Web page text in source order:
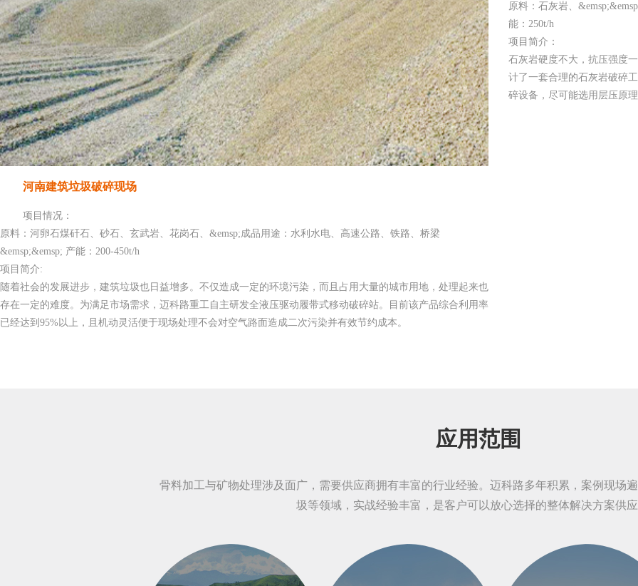
河南建筑垃圾破碎现场
项目情况：
原料：河卵石煤矸石、砂石、玄武岩、花岗石、&emsp;成品用途：水利水电、高速公路、铁路、桥梁
&emsp;&emsp; 产能：200-450t/h
项目简介:
随着社会的发展进步，建筑垃圾也日益增多。不仅造成一定的环境污染，而且占用大量的城市用地，处理起来也
存在一定的难度。为满足市场需求，迈科路重工自主研发全液压驱动履带式移动破碎站。目前该产品综合利用率
已经达到95%以上，且机动灵活便于现场处理不会对空气路面造成二次污染并有效节约成本。
原料：石灰岩、
能：250t/h
项目简介：
石灰岩硬度不大，抗压强度
计了一套合理的石灰岩破碎
碎设备，尽可能选用层压原
应用范围
骨料加工与矿物处理涉及面广，需要供应商拥有丰富的行业经验。迈科路多年积累，案例现场
圾等领域，实战经验丰富，是客户可以放心选择的整体解决方案供应